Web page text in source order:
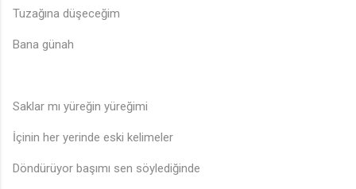
Tuzağına düşeceğim
Bana günah
Saklar mı yüreğin yüreğimi
İçinin her yerinde eski kelimeler
Döndürüyor başımı sen söylediğinde